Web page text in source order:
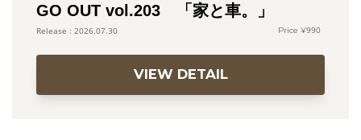
GO OUT vol.203 「家と車。」
2026.07.30 990
VIEW DETAIL